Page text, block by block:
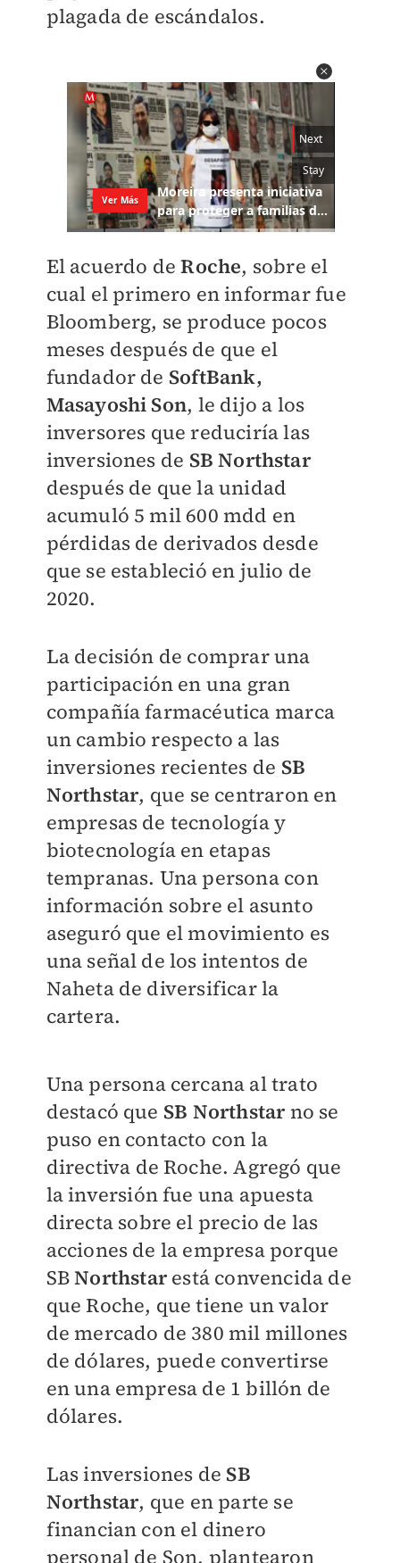
plagada de escándalos.
El acuerdo deRoche, sobre el
cual el primero en informar fue
Bloomberg, se produce pocos
meses después de que el
fundador de SoftBank,
Masayoshi Son, le dijo a los
inversores que reduciría las
inversiones de SB Northstar
después de que la unidad
acumuló 5 mil 600 mdd en
pérdidas de derivados desde
que se estableció en julio de
2020.
La decisión de comprar una
participación en una gran
compañía farmacéutica marca
un cambio respecto a las
inversiones recientes de SB
Northstar, que se centraron en
empresas de tecnología y
biotecnología en etapas
tempranas. Una persona con
información sobre el asunto
aseguró que el movimiento es
una señal de los intentos de
Naheta de diversificar la
cartera.
Una persona cercana al trato
destacó que SB Northstarno se
puso en contacto con la
directiva de Roche. Agregó que
la inversión fue una apuesta
directa sobre el precio de las
acciones de la empresa porque
SBNorthstarestá convencida de
que Roche, que tiene un valor
de mercado de 380 mil millones
de dólares, puede convertirse
en una empresa de 1 billón de
dólares.
Las inversiones de SB
Northstar, que en parte se
financian con el dinero
personal de Son, plantearon